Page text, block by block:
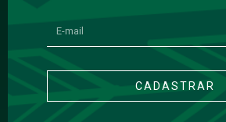
CADASTRAR